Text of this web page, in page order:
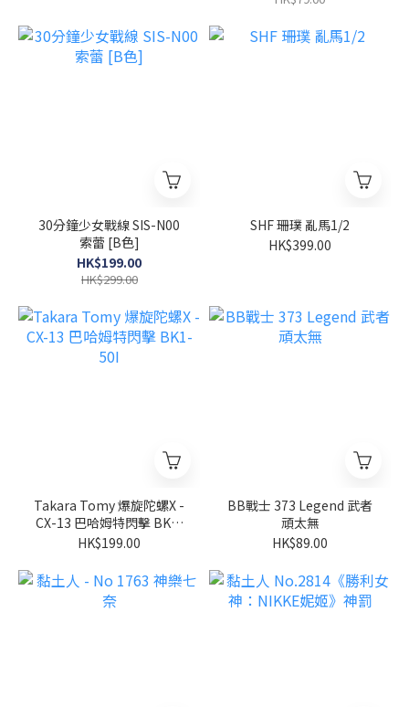
30分鐘少女戰線 SIS-N00
索蕾 [B色]
HK$199.00
HK$299.00
SHF 珊璞 亂馬1/2
HK$399.00
Takara Tomy 爆旋陀螺X -
CX-13 巴哈姆特閃擊 BK1-
50I
HK$199.00
BB戰士 373 Legend 武者
頑太無
HK$89.00